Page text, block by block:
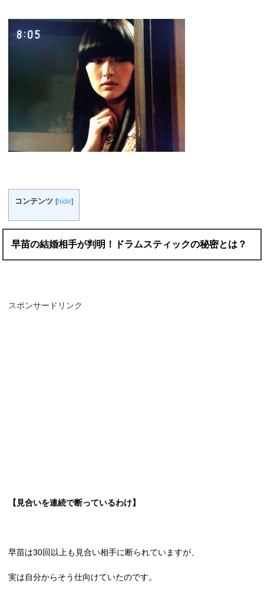
コンテンツ [hide]
早苗の結婚相手が判明！ドラムスティックの秘密とは？
スポンサードリンク
【見合いを連続で断っているわけ】
早苗は30回以上も見合い相手に断られていますが、
実は自分からそう仕向けていたのです。